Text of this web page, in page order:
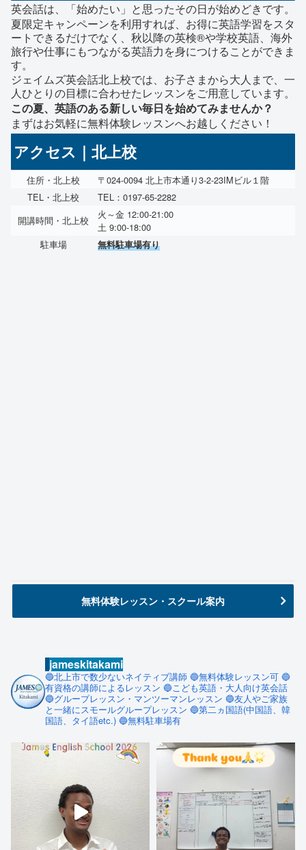
英会話は、「始めたい」と思ったその日が始めどきです。
夏限定キャンペーンを利用すれば、お得に英語学習をスタ
ートできるだけでなく、秋以降の英検®や学校英語、海外
旅行や仕事にもつながる英語力を身につけることができま
す。
ジェイムズ英会話北上校では、お子さまから大人まで、一
人ひとりの目標に合わせたレッスンをご用意しています。
この夏、英語のある新しい毎日を始めてみませんか？
まずはお気軽に無料体験レッスンへお越しください！
アクセス｜北上校
住所・北上校
〒024-0094 北上市本通り3-2-23IMビル１階
TEL・北上校
TEL：0197-65-2282
開講時間・北上校
火～金 12:00-21:00
土 9:00-18:00
駐車場
無料駐車場有り
無料体験レッスン・スクール案内
jameskitakami
🔵北上市で数少ないネイティブ講師 🔵無料体験レッスン可 🔵
有資格の講師によるレッスン 🔵こども英語・大人向け英会話
🔵グループレッスン・マンツーマンレッスン 🔵友人やご家族
と一緒にスモールグループレッスン 🔵第二ヵ国語(中国語、韓
国語、タイ語etc.) 🔵無料駐車場有